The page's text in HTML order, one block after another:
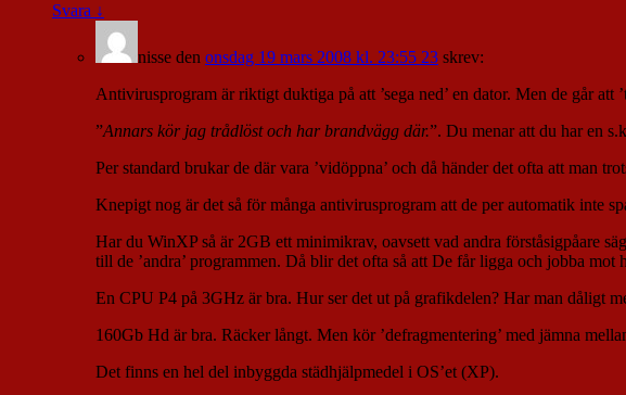
Svara ↓
nisse den onsdag 19 mars 2008 kl. 23:55 23 skrev:
Antivirusprogram är riktigt duktiga på att ’sega ned’ en dator. Men de går att
”Annars kör jag trådlöst och har brandvägg där.”. Du menar att du har en
Per standard brukar de där vara ’vidöppna’ och då händer det ofta att man
Knepigt nog är det så för många antivirusprogram att de per automatik inte
Har du WinXP så är 2GB ett minimikrav, oavsett vad andra förståsigpåare
till de ’andra’ programmen. Då blir det ofta så att De får ligga och jobba mot
En CPU P4 på 3GHz är bra. Hur ser det ut på grafikdelen? Har man dåligt
160Gb Hd är bra. Räcker långt. Men kör ’defragmentering’ med jämna
Det finns en hel del inbyggda städhjälpmedel i OS’et (XP).